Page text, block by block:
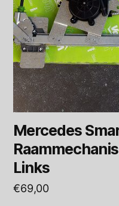
Mercedes
Links
€69,00